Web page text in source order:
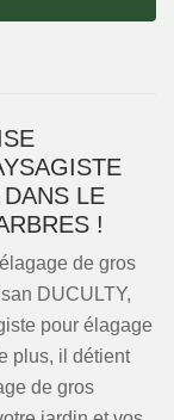
LE
!
de gros
DUCULTY,
pour élagage
plus, il détient
de gros